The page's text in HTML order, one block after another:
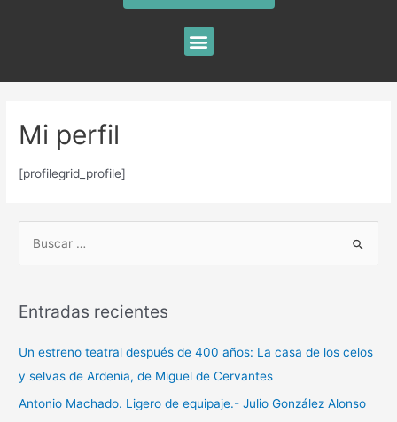
Mi perfil
[profilegrid_profile]
Entradas recientes
Un estreno teatral después de 400 años: La casa de los celos
y selvas de Ardenia, de Miguel de Cervantes
Antonio Machado. Ligero de equipaje.- Julio González Alonso